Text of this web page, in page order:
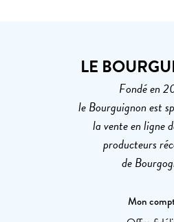
LE
Fondé en
le Bourguignon est
la vente en ligne
producteurs
de
Mon